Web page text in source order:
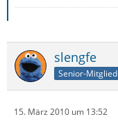
slengfe
Senior-Mitglied
15. März 2010 um 13:52